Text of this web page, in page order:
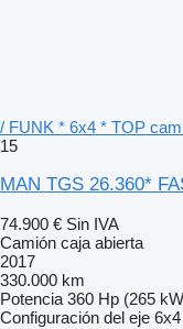
/ FUNK * 6x4 * TOP
15
MAN TGS 26.360*
74.900 € Sin IVA
Camión caja abierta
2017
330.000 km
Potencia 360 Hp (265
Configuración del eje 6x4